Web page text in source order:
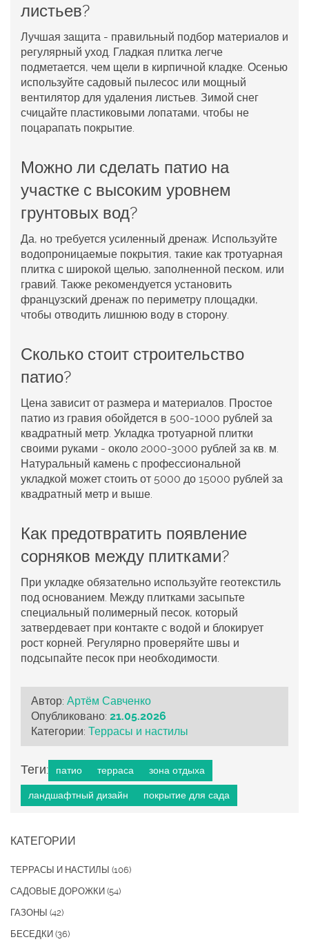
листьев?
Лучшая защита - правильный подбор материалов и
регулярный уход. Гладкая плитка легче
подметается, чем щели в кирпичной кладке. Осенью
используйте садовый пылесос или мощный
вентилятор для удаления листьев. Зимой снег
счицайте пластиковыми лопатами, чтобы не
поцарапать покрытие.
Можно ли сделать патио на
участке с высоким уровнем
грунтовых вод?
Да, но требуется усиленный дренаж. Используйте
водопроницаемые покрытия, такие как тротуарная
плитка с широкой щелью, заполненной песком, или
гравий. Также рекомендуется установить
французский дренаж по периметру площадки,
чтобы отводить лишнюю воду в сторону.
Сколько стоит строительство
патио?
Цена зависит от размера и материалов. Простое
патио из гравия обойдется в 500-1000 рублей за
квадратный метр. Укладка тротуарной плитки
своими руками - около 2000-3000 рублей за кв. м.
Натуральный камень с профессиональной
укладкой может стоить от 5000 до 15000 рублей за
квадратный метр и выше.
Как предотвратить появление
сорняков между плитками?
При укладке обязательно используйте геотекстиль
под основанием. Между плитками засыпьте
специальный полимерный песок, который
затвердевает при контакте с водой и блокирует
рост корней. Регулярно проверяйте швы и
подсыпайте песок при необходимости.
Автор: Артём Савченко
Опубликовано: 21.05.2026
Категории: Террасы и настилы
Теги: патио терраса зона отдыха
ландшафтный дизайн покрытие для сада
КАТЕГОРИИ
ТЕРРАСЫ И НАСТИЛЫ (106)
САДОВЫЕ ДОРОЖКИ (54)
ГАЗОНЫ (42)
БЕСЕДКИ (36)